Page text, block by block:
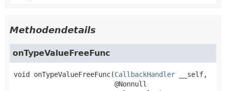
Methodendetails
onTypeValueFreeFunc
void onTypeValueFreeFunc(CallbackHandler __self,
@Nonnull